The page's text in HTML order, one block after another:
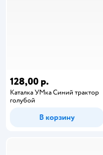
128,00 р.
Каталка УМка Синий трактор
голубой
В корзину